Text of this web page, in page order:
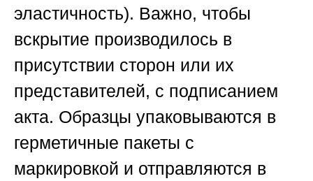
эластичность). Важно, чтобы
вскрытие производилось в
присутствии сторон или их
представителей, с подписанием
акта. Образцы упаковываются в
герметичные пакеты с
маркировкой и отправляются в